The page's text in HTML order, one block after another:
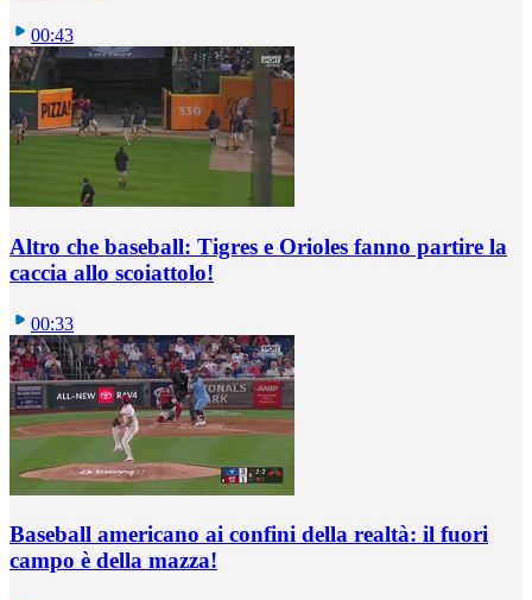
00:43
Altro che baseball: Tigres e Orioles fanno partire la
caccia allo scoiattolo!
00:33
Baseball americano ai confini della realtà: il fuori
campo è della mazza!